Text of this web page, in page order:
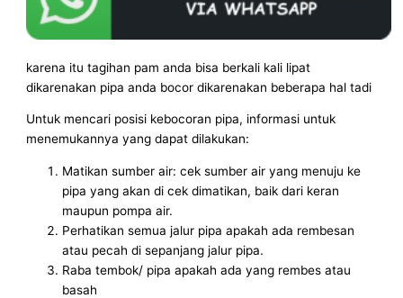
karena itu tagihan pam anda bisa berkali kali lipat
dikarenakan pipa anda bocor dikarenakan beberapa hal tadi
Untuk mencari posisi kebocoran pipa, informasi untuk
menemukannya yang dapat dilakukan:
Matikan sumber air: cek sumber air yang menuju ke
pipa yang akan di cek dimatikan, baik dari keran
maupun pompa air.
Perhatikan semua jalur pipa apakah ada rembesan
atau pecah di sepanjang jalur pipa.
Raba tembok/ pipa apakah ada yang rembes atau
basah